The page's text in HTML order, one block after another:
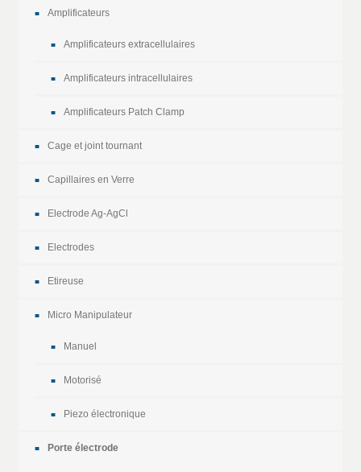
Amplificateurs
Amplificateurs extracellulaires
Amplificateurs intracellulaires
Amplificateurs Patch Clamp
Cage et joint tournant
Capillaires en Verre
Electrode Ag-AgCl
Electrodes
Etireuse
Micro Manipulateur
Manuel
Motorisé
Piezo électronique
Porte électrode